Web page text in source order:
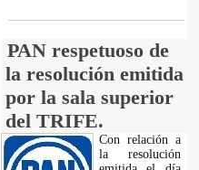
PAN respetuoso de
la resolución emitida
por la sala superior
del TRIFE.
Con relación a
la resolución